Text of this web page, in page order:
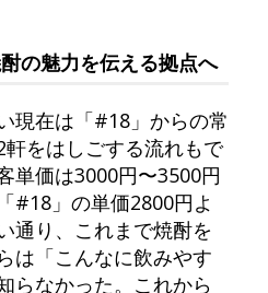
の魅力を伝える拠点へ
現在は「#18」からの常
をはしごする流れもで
単価は3000円〜3500円
#18」の単価2800円よ
通り、これまで焼酎を
は「こんなに飲みやす
らなかった。これから